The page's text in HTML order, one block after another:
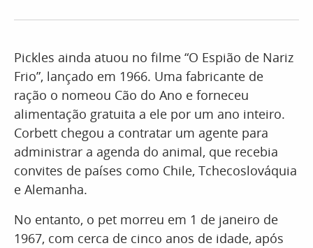
Pickles ainda atuou no filme “O Espião de Nariz
Frio”, lançado em 1966. Uma fabricante de
ração o nomeou Cão do Ano e forneceu
alimentação gratuita a ele por um ano inteiro.
Corbett chegou a contratar um agente para
administrar a agenda do animal, que recebia
convites de países como Chile, Tchecoslováquia
e Alemanha.
No entanto, o pet morreu em 1 de janeiro de
1967, com cerca de cinco anos de idade, após